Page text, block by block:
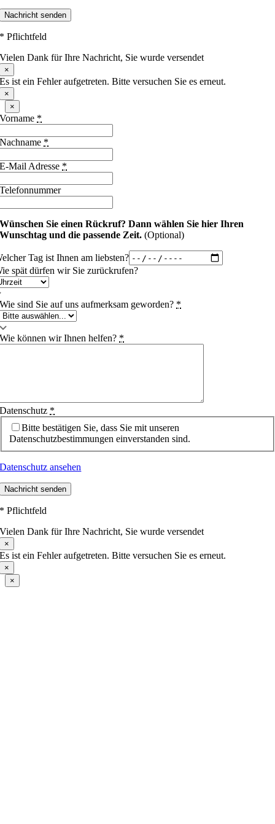
Nachricht senden
* Pflichtfeld
Vielen Dank für Ihre Nachricht, Sie wurde versendet
×
Es ist ein Fehler aufgetreten. Bitte versuchen Sie es erneut.
×
×
Vorname *
Nachname *
E-Mail Adresse *
Telefonnummer
Wünschen Sie einen Rückruf? Dann wählen Sie hier Ihren
Wunschtag und die passende Zeit.(Optional)
Tag ist Ihnen am liebsten?
spät dürfen wir Sie zurückrufen?
Wie sind Sie auf uns aufmerksam geworden? *
Wie können wir Ihnen helfen? *
Datenschutz *
Bitte bestätigen Sie, dass Sie mit unseren
Datenschutzbestimmungen einverstanden sind.
Datenschutz ansehen
Nachricht senden
* Pflichtfeld
Vielen Dank für Ihre Nachricht, Sie wurde versendet
×
Es ist ein Fehler aufgetreten. Bitte versuchen Sie es erneut.
×
×